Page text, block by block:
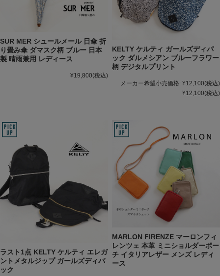
SUR MER シュールメール 日傘 折
り畳み傘 ダマスク柄 ブルー 日本
製 晴雨兼用 レディース
¥19,800(税込)
KELTY ケルティ ガールズディパ
ック ダルメシアン ブルーフラワー
柄 デジタルプリント
メーカー希望小売価格: ¥12,100(税込)
¥12,100(税込)
ラスト1点 KELTY ケルティ エレガ
ントメタルジップ ガールズディパ
ック
MARLON FIRENZE マーロンフィ
レンツェ 本革 ミニショルダーポー
チ イタリアレザー メンズ レディ
ース